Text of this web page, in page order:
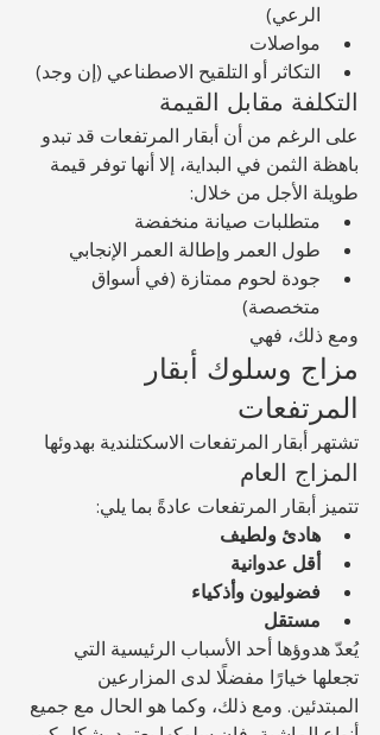
الرعي)
مواصلات
التكاثر أو التلقيح الاصطناعي (إن وجد)
التكلفة مقابل القيمة
على الرغم من أن أبقار المرتفعات قد تبدو
باهظة الثمن في البداية، إلا أنها توفر قيمة
طويلة الأجل من خلال:
متطلبات صيانة منخفضة
طول العمر وإطالة العمر الإنجابي
جودة لحوم ممتازة (في أسواق
متخصصة)
ومع ذلك، فهي
مزاج وسلوك أبقار
المرتفعات
تشتهر أبقار المرتفعات الاسكتلندية بهدوئها
المزاج العام
تتميز أبقار المرتفعات عادةً بما يلي:
هادئ ولطيف
أقل عدوانية
فضوليون وأذكياء
مستقل
يُعدّ هدوؤها أحد الأسباب الرئيسية التي
تجعلها خيارًا مفضلًا لدى المزارعين
المبتدئين. ومع ذلك، وكما هو الحال مع جميع